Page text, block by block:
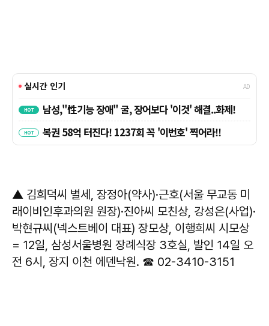
▲ 김희덕씨 별세, 장정아(약사)·근호(서울 무교동 미
래이비인후과의원 원장)·진아씨 모친상, 강성은(사업)·
박현규씨(넥스트베이 대표) 장모상, 이행희씨 시모상
= 12일, 삼성서울병원 장례식장 3호실, 발인 14일 오
전 6시, 장지 이천 에덴낙원. ☎ 02-3410-3151